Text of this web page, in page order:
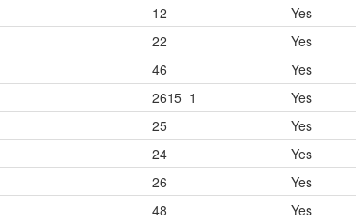
12 Yes
22 Yes
46 Yes
2615_1 Yes
25 Yes
24 Yes
26 Yes
48 Yes